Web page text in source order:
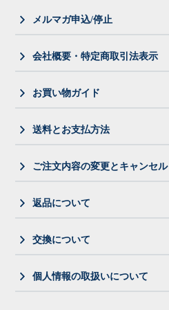
メルマガ申込/停止
会社概要・特定商取引法表示
お買い物ガイド
送料とお支払方法
ご注文内容の変更とキャンセル
返品について
交換について
個人情報の取扱いについて